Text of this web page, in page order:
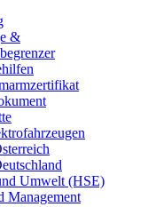
&
Umwelt (HSE)
Management